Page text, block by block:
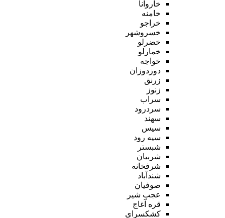
خاروانا
خامنه
خراجو
خسروشهر
خضرلو
خمارلو
خواجه
دوزدوزان
زرنق
زنوز
سراب
سردرود
سهند
سیس
سیه رود
شبستر
شربیان
شرفخانه
شندآباد
صوفیان
عجب شیر
قره آغاج
کشکسرای